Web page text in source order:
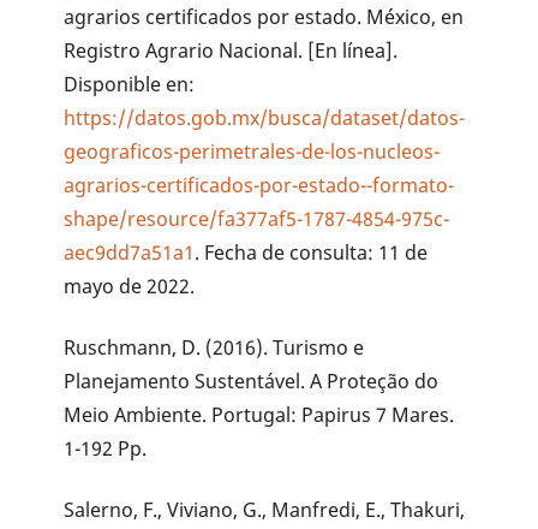
agrarios certificados por estado. México, en
Registro Agrario Nacional. [En línea].
Disponible en:
https://datos.gob.mx/busca/dataset/datos-
geograficos-perimetrales-de-los-nucleos-
agrarios-certificados-por-estado--formato-
shape/resource/fa377af5-1787-4854-975c-
aec9dd7a51a1. Fecha de consulta: 11 de
mayo de 2022.
Ruschmann, D. (2016). Turismo e
Planejamento Sustentável. A Proteção do
Meio Ambiente. Portugal: Papirus 7 Mares.
1-192 Pp.
Salerno, F., Viviano, G., Manfredi, E., Thakuri,